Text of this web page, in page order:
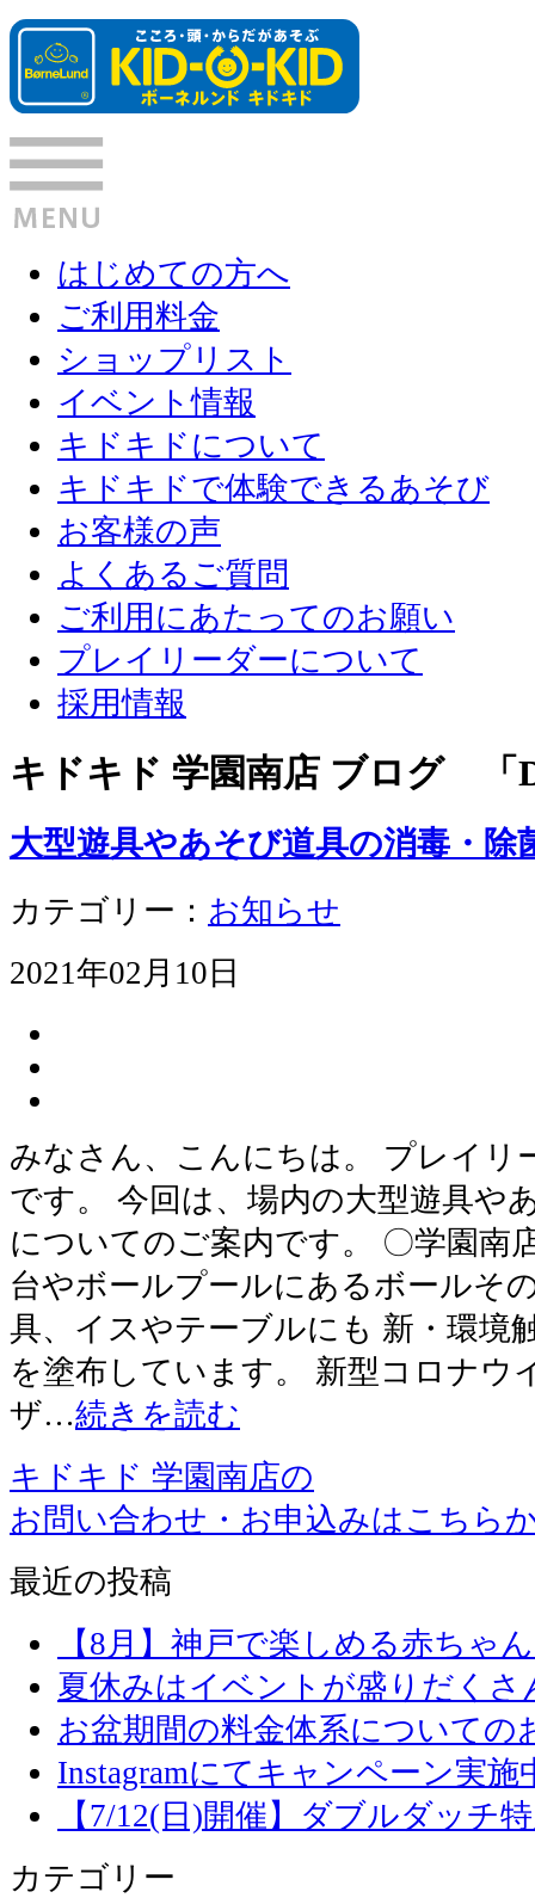
はじめての方へ
ご利用料金
ショップリスト
イベント情報
キドキドについて
キドキドで体験できるあそび
お客様の声
よくあるご質問
ご利用にあたってのお願い
プレイリーダーについて
採用情報
キドキド 学園南店 ブログ 「
大型遊具やあそび道具の消毒・除
カテゴリー： お知らせ
2021年02月10日
みなさん、こんにちは。 プレイリ
です。 今回は、場内の大型遊具や
についてのご案内です。 〇学園南
台やボールプールにあるボールそ
具、イスやテーブルにも 新・環境
を塗布しています。 新型コロナウ
ザ…続きを読む
キドキド 学園南店の
お問い合わせ・お申込みはこちら
最近の投稿
【8月】神戸で楽しめる赤ちゃ
夏休みはイベントが盛りだくさ
お盆期間の料金体系についての
Instagramにてキャンペーン実施
【7/12(日)開催】ダブルダッチ
カテゴリー